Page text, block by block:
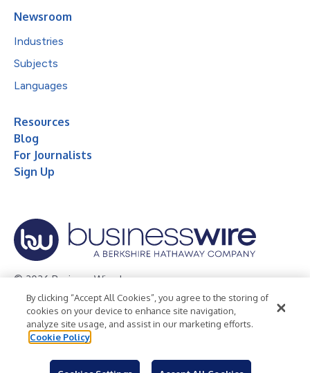
Newsroom
Industries
Subjects
Languages
Resources
Blog
For Journalists
Sign Up
© 2026 Business Wire, Inc.
Privacy Policy Cookie Policy
Accessibility Statement
Terms of Use
Legal
By clicking “Accept All Cookies”, you agree to the storing of
cookies on your device to enhance site navigation,
analyze site usage, and assist in our marketing efforts.
Cookie Policy